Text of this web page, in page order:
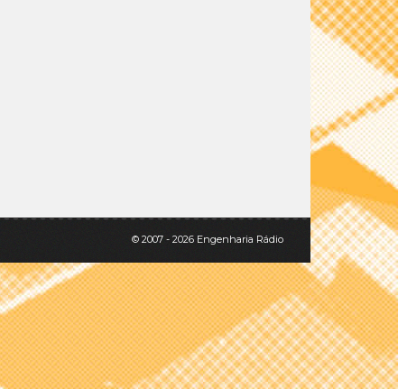
© 2007 - 2026 Engenharia Rádio